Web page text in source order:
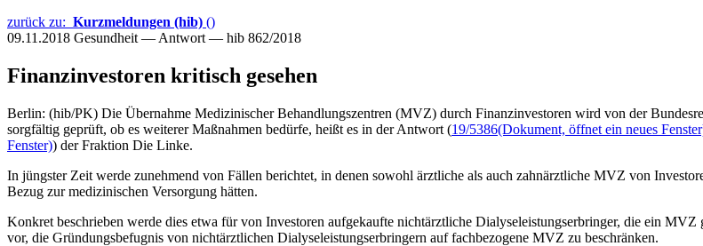
zurück zu: Kurzmeldungen (hib) ()
09.11.2018 Gesundheit — Antwort — hib 862/2018
Finanzinvestoren kritisch gesehen
Berlin: (hib/PK) Die Übernahme Medizinischer Behandlungszentren (MVZ) durch Finanzinvestoren wird von der
sorgfältig geprüft, ob es weiterer Maßnahmen bedürfe, heißt es in der Antwort (19/5386(Dokument, öffnet ein neues
Fenster)) der Fraktion Die Linke.
In jüngster Zeit werde zunehmend von Fällen berichtet, in denen sowohl ärztliche als auch zahnärztliche MVZ von
Bezug zur medizinischen Versorgung hätten.
Konkret beschrieben werde dies etwa für von Investoren aufgekaufte nichtärztliche Dialyseleistungserbringer, die ein
vor, die Gründungsbefugnis von nichtärztlichen Dialyseleistungserbringern auf fachbezogene MVZ zu beschränken.